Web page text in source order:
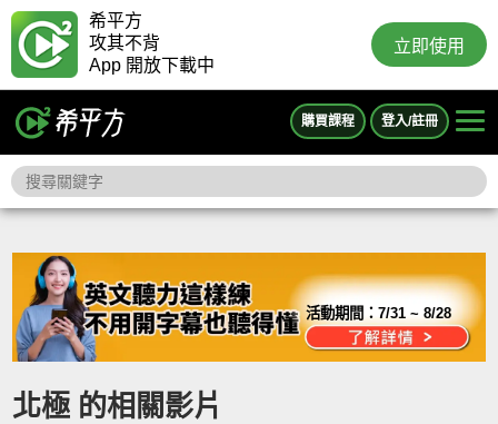
希平方
攻其不背
App 開放下載中
立即使用
購買課程 登入/註冊
活動期間：7/31 ~ 8/28
北極 的相關影片